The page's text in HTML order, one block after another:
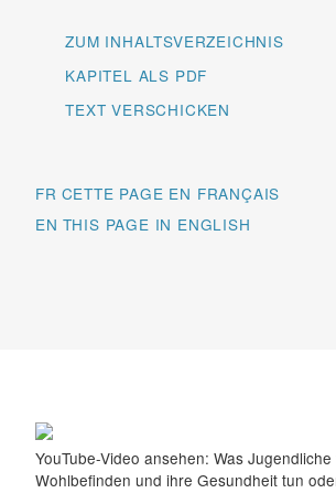
ZUM INHALTSVERZEICHNIS
KAPITEL ALS PDF
TEXT VERSCHICKEN
FR
EN
YouTube-Video ansehen: Was
Wohlbefinden und ihre Gesundheit tun